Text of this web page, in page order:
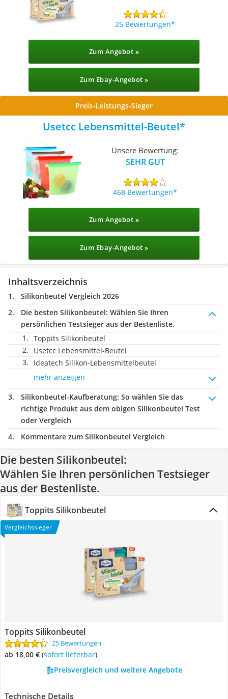
25 Bewertungen
Zum Angebot »
Zum Ebay-Angebot »
Preis-Leistungs-Sieger
Usetcc Lebensmittel-Beutel
Unsere Bewertung:
SEHR GUT
468 Bewertungen
Zum Angebot »
Zum Ebay-Angebot »
Inhaltsverzeichnis
Silikonbeutel Vergleich 2026
Die besten Silikonbeutel: Wählen Sie Ihren
persönlichen Testsieger aus der Bestenliste.
Toppits Silikonbeutel
Usetcc Lebensmittel-Beutel
Ideatech Silikon-Lebensmittelbeutel
mehr anzeigen
Silikonbeutel-Kaufberatung: So wählen Sie das
richtige Produkt aus dem obigen Silikonbeutel Test
oder Vergleich
Kommentare zum Silikonbeutel Vergleich
Die besten Silikonbeutel:
Wählen Sie Ihren persönlichen Testsieger
aus der Bestenliste.
Toppits Silikonbeutel
Vergleichssieger
Toppits Silikonbeutel
25 Bewertungen
ab 18,00 € ( Sofort lieferbar)
Preisvergleich und weitere Angebote
Technische Details